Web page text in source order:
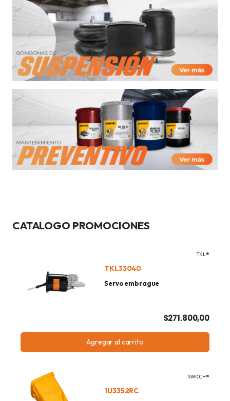
CATALOGO PROMOCIONES
TKL®
TKL33040
Servo embrague
$271.800,00
Agregar al carrito
SWICCH®
1U3352RC